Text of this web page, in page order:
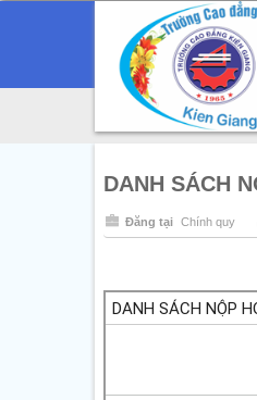
DANH SÁCH
Đăng tại Chính quy